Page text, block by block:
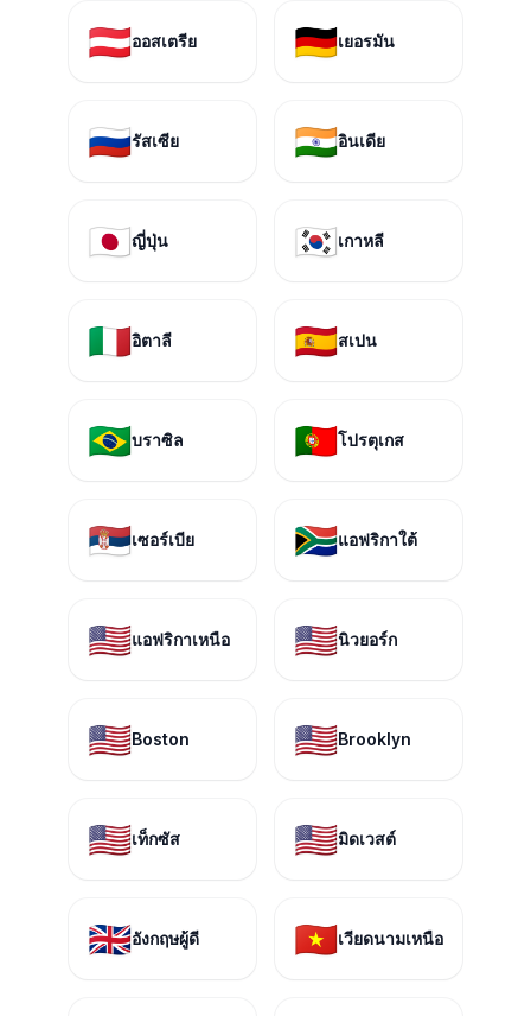
🇦🇹ออสเตรีย 🇩🇪เยอรมัน
🇷🇺รัสเซีย 🇮🇳อินเดีย
🇯🇵ญี่ปุ่น 🇰🇷เกาหลี
🇮🇹อิตาลี 🇪🇸สเปน
🇧🇷บราซิล 🇵🇹โปรตุเกส
🇷🇸เซอร์เบีย 🇿🇦แอฟริกาใต้
🇺🇸แอฟริกาเหนือ 🇺🇸นิวยอร์ก
🇺🇸Boston 🇺🇸Brooklyn
🇺🇸เท็กซัส 🇺🇸มิดเวสต์
🇬🇧อังกฤษผู้ดี 🇻🇳เวียดนามเหนือ